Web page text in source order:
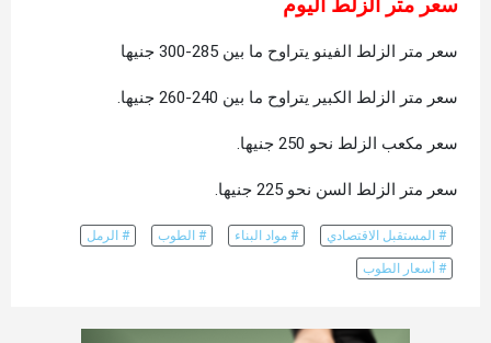
سعر متر الزلط الفينو يتراوح ما بين 285-300 جنيها
سعر متر الزلط الكبير يتراوح ما بين 240-260 جنيها.
سعر مكعب الزلط نحو 250 جنيها.
سعر متر الزلط السن نحو 225 جنيها.
# المستقبل الاقتصادي # مواد البناء # الطوب # الرمل
# أسعار الطوب